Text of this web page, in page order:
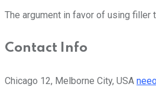
The argument in favor of using
Contact Info
Chicago 12, Melborne City, USA